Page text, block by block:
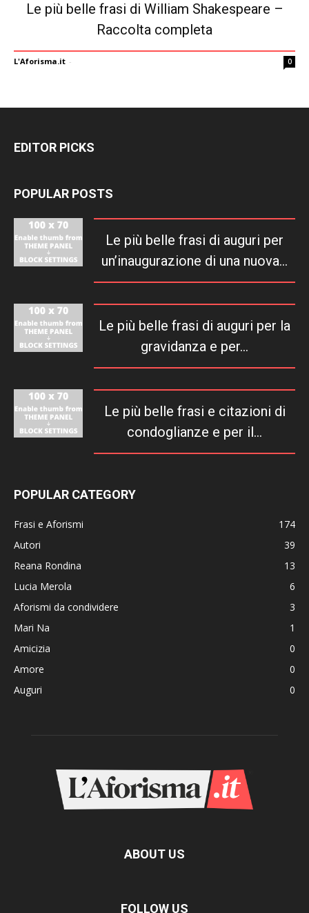
Le più belle frasi di William Shakespeare –
Raccolta completa
L'Aforisma.it - 0
EDITOR PICKS
POPULAR POSTS
Le più belle frasi di auguri per
un’inaugurazione di una nuova...
Le più belle frasi di auguri per la
gravidanza e per...
Le più belle frasi e citazioni di
condoglianze e per il...
POPULAR CATEGORY
Frasi e Aforismi
174
Autori
39
Reana Rondina
13
Lucia Merola
6
Aforismi da condividere
3
Mari Na
1
Amicizia
0
Amore
0
Auguri
0
ABOUT US
FOLLOW US